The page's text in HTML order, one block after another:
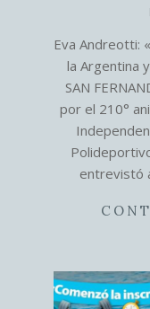
09
Eva Andreotti:
la Argentina
SAN
por el 210°
entrevistó